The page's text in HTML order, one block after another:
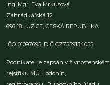
Ing. Mgr. Eva Mrkusová
Zahrádkářská 12
696 18 LUŽICE,ČESKÁ REPUBLIKA
IČO 01097695, DIČ CZ7559134055
Podnikatel je zapsán v živnostenském
rejstříku MÚ Hodonín,